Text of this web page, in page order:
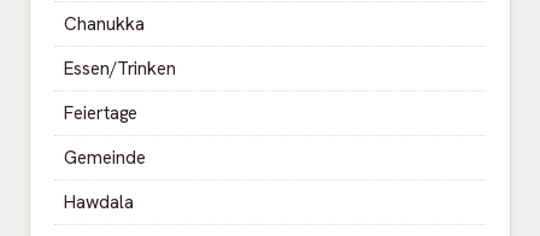
Chanukka
Essen/Trinken
Feiertage
Gemeinde
Hawdala